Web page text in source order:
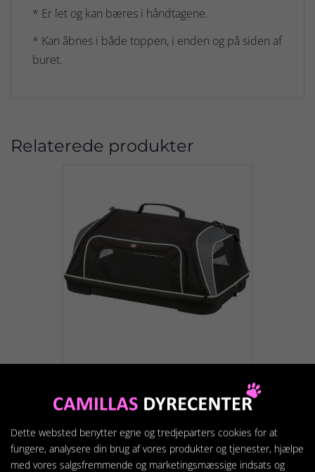
* Er let og kan bæres i håndtagene.
* Kan åbnes i både toppen, i enden og på siden af
buret.
Relaterede produkter
transporttaske
798,00 kr.
Dette websted benytter egne og tredjeparters cookies for at
fungere, analysere din brug af vores produkter og tjenester, hjælpe
med vores salgsfremmende og marketingsmæssige indsats og